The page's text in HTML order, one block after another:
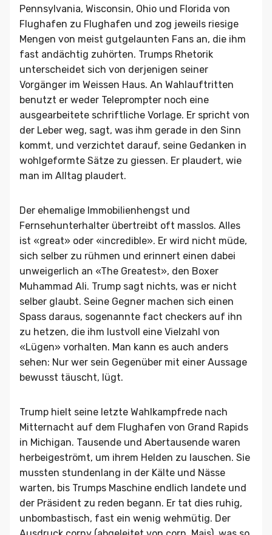
Pennsylvania, Wisconsin, Ohio und Florida von
Flughafen zu Flughafen und zog jeweils riesige
Mengen von meist gutgelaunten Fans an, die ihm
fast andächtig zuhörten. Trumps Rhetorik
unterscheidet sich von derjenigen seiner
Vorgänger im Weissen Haus. An Wahlauftritten
benutzt er weder Teleprompter noch eine
ausgearbeitete schriftliche Vorlage. Er spricht von
der Leber weg, sagt, was ihm gerade in den Sinn
kommt, und verzichtet darauf, seine Gedanken in
wohlgeformte Sätze zu giessen. Er plaudert, wie
man im Alltag plaudert.
Der ehemalige Immobilienhengst und
Fernsehunterhalter übertreibt oft masslos. Alles
ist «great» oder «incredible». Er wird nicht müde,
sich selber zu rühmen und erinnert einen dabei
unweigerlich an «The Greatest», den Boxer
Muhammad Ali. Trump sagt nichts, was er nicht
selber glaubt. Seine Gegner machen sich einen
Spass daraus, sogenannte fact checkers auf ihn
zu hetzen, die ihm lustvoll eine Vielzahl von
«Lügen» vorhalten. Man kann es auch anders
sehen: Nur wer sein Gegenüber mit einer Aussage
bewusst täuscht, lügt.
Trump hielt seine letzte Wahlkampfrede nach
Mitternacht auf dem Flughafen von Grand Rapids
in Michigan. Tausende und Abertausende waren
herbeigeströmt, um ihrem Helden zu lauschen. Sie
mussten stundenlang in der Kälte und Nässe
warten, bis Trumps Maschine endlich landete und
der Präsident zu reden begann. Er tat dies ruhig,
unbombastisch, fast ein wenig wehmütig. Der